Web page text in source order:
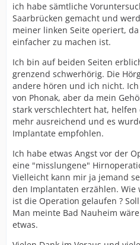
ich habe sämtliche
Saarbrücken gemacht und
meiner linken Seite operiert,
einfacher zu machen ist.
Ich bin auf beiden Seiten
grenzend schwerhörig. Die
andere hören und ich nicht.
von Phonak, aber da mein
stark verschlechtert hat,
mehr ausreichend und es
Implantate empfohlen.
Ich habe etwas Angst vor der
eine "misslungene"
Vielleicht kann mir ja jemand
den Implantaten erzählen. Wie
ist die Operation gelaufen ?
Man meinte Bad Nauheim
etwas.